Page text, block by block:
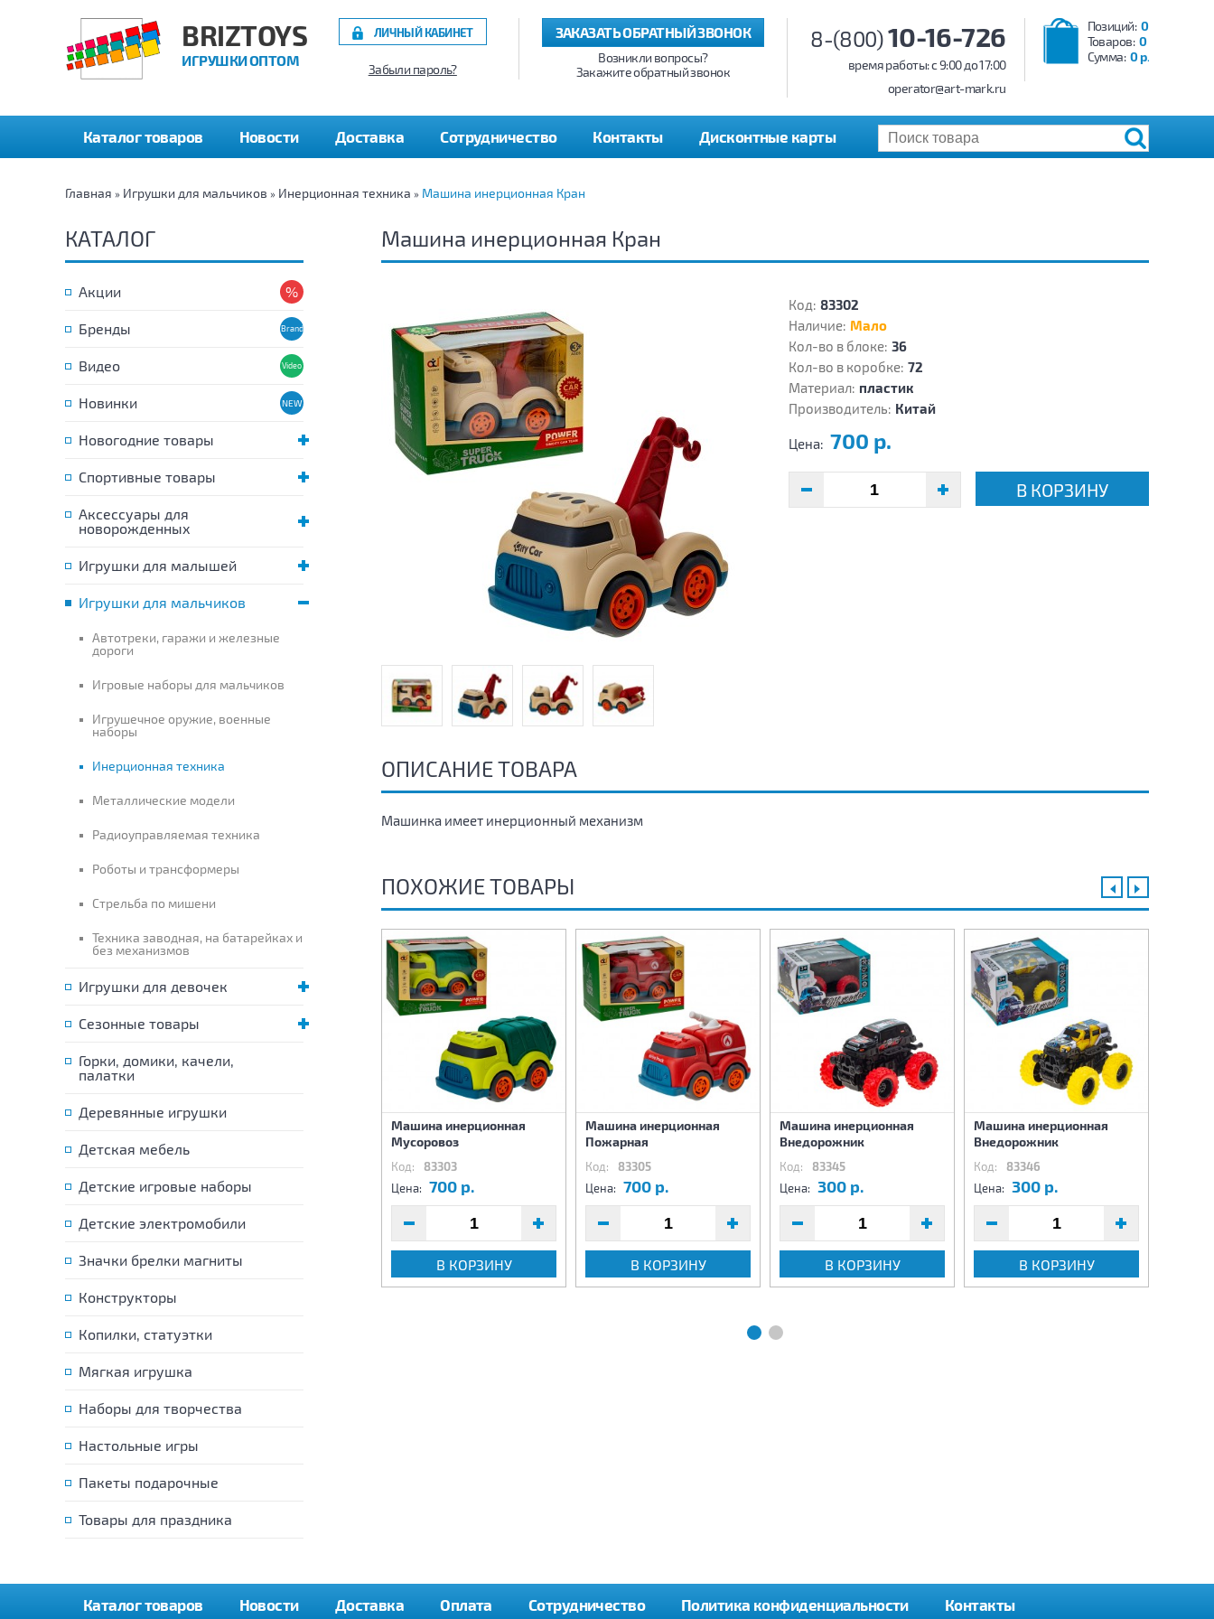
BRIZTOYS
ИГРУШКИ ОПТОМ
Позиций: 0
Товаров: 0
Сумма: 0 р.
8-(800)10-16-726
время работы: c 9:00 до 17:00
operator@art-mark.ru
ЗАКАЗАТЬ ОБРАТНЫЙ ЗВОНОК
Возникли вопросы?
Закажите обратный звонок
ЛИЧНЫЙ КАБИНЕТ
Забыли пароль?
Каталог товаров Новости Доставка Сотрудничество Контакты Дисконтные карты
Главная » Игрушки для мальчиков » Инерционная техника » Машина инерционная Кран
КАТАЛОГ
Акции
Бренды
Видео
Новинки
Новогодние товары
Спортивные товары
Аксессуары для
новорожденных
Игрушки для малышей
Игрушки для мальчиков
Автотреки, гаражи и железные
дороги
Игровые наборы для мальчиков
Игрушечное оружие, военные
наборы
Инерционная техника
Металлические модели
Радиоуправляемая техника
Роботы и трансформеры
Стрельба по мишени
Техника заводная, на батарейках и
без механизмов
Игрушки для девочек
Сезонные товары
Горки, домики, качели,
палатки
Деревянные игрушки
Детская мебель
Детские игровые наборы
Детские электромобили
Значки брелки магниты
Конструкторы
Копилки, статуэтки
Мягкая игрушка
Наборы для творчества
Настольные игры
Пакеты подарочные
Товары для праздника
Машина инерционная Кран
Код: 83302
Наличие: Мало
Кол-во в блоке: 36
Кол-во в коробке: 72
Материал: пластик
Производитель: Китай
Цена: 700 р.
В КОРЗИНУ
ОПИСАНИЕ ТОВАРА
Машинка имеет инерционный механизм
ПОХОЖИЕ ТОВАРЫ
Машина металлическая
инерционная
70 р.
В КОРЗИНУ
Цена: 70 р.
В КОРЗИНУ
Машина инерционная
Мусоровоз
Код: 83303
Цена: 700 р.
В КОРЗИНУ
Машина инерционная
Пожарная
Код: 83305
Цена: 700 р.
В КОРЗИНУ
Машина инерционная
Внедорожник
Код: 83345
Цена: 300 р.
В КОРЗИНУ
Машина инерционная
Внедорожник
Код: 83346
Цена: 300 р.
В КОРЗИНУ
Каталог товаров Новости Доставка Оплата Сотрудничество Политика конфиденциальности Контакты